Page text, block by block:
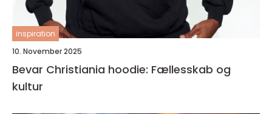
inspiration
10. November 2025
Bevar Christiania hoodie: Fællesskab og
kultur